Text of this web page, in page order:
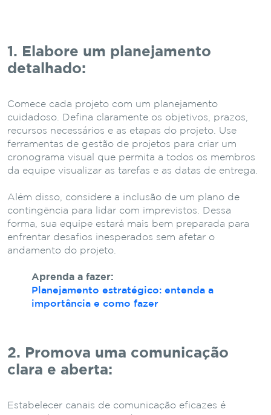
1. Elabore um planejamento
detalhado:
Comece cada projeto com um planejamento
cuidadoso. Defina claramente os objetivos, prazos,
recursos necessários e as etapas do projeto. Use
ferramentas de gestão de projetos para criar um
cronograma visual que permita a todos os membros
da equipe visualizar as tarefas e as datas de entrega.
Além disso, considere a inclusão de um plano de
contingência para lidar com imprevistos. Dessa
forma, sua equipe estará mais bem preparada para
enfrentar desafios inesperados sem afetar o
andamento do projeto.
Aprenda a fazer:
Planejamento estratégico: entenda a
importância e como fazer
2. Promova uma comunicação
clara e aberta:
Estabelecer canais de comunicação eficazes é